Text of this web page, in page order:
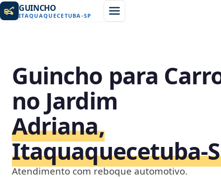
GUINCHO
ITAQUAQUECETUBA -SP
Guincho para
no Jardim
Adriana,
Atendimento com reboque automotivo.